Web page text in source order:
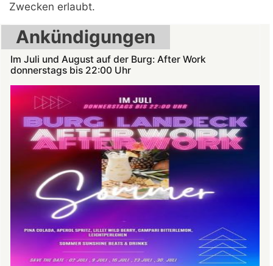
Zwecken erlaubt.
Ankündigungen
Im Juli und August auf der Burg: After Work
donnerstags bis 22:00 Uhr